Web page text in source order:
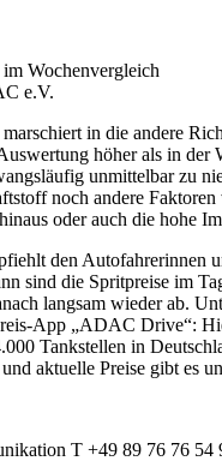
Wochenvergleich
e.V.
in die andere
höher als in der
unmittelbar zu
noch andere
oder auch die hohe
den Autofahrerinnen
sind die Spritpreise im
langsam wieder ab.
App „ADAC Drive“:
Tankstellen in
aktuelle Preise gibt es
T +49 89 76 76 54